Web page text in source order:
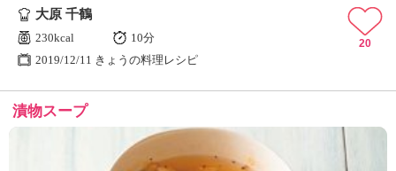
大原 千鶴
230kcal
10分
2019/12/11 きょうの料理レシピ
20
漬物スープ